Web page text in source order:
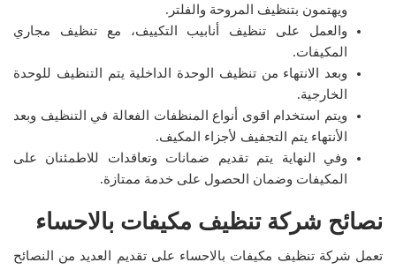
ويهتمون بتنظيف المروحة والفلتر.
والعمل على تنظيف أنابيب التكييف، مع تنظيف مجاري
المكيفات.
وبعد الانتهاء من تنظيف الوحدة الداخلية يتم التنظيف للوحدة
الخارجية.
ويتم استخدام اقوى أنواع المنظفات الفعالة في التنظيف وبعد
الأنتهاء يتم التجفيف لأجزاء المكيف.
وفي النهاية يتم تقديم ضمانات وتعاقدات للاطمئنان على
المكيفات وضمان الحصول على خدمة ممتازة.
نصائح شركة تنظيف مكيفات بالاحساء
تعمل شركة تنظيف مكيفات بالاحساء على تقديم العديد من النصائح